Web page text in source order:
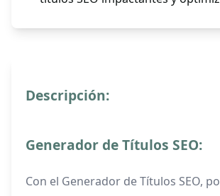
Descripción:
Generador de Títulos SEO:
Con el Generador de Títulos SEO,